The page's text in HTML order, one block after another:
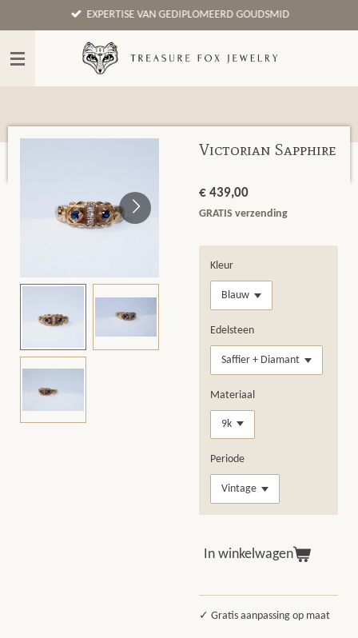
direct
naar
hoofdinhoud
EXPERTISE VAN GEDIPLOMEERD GOUDSMID
Victorian Sapphire
€ 439,00
GRATIS verzending
Kleur
Edelsteen
Materiaal
Periode
In winkelwagen
✓ Gratis aanpassing op maat